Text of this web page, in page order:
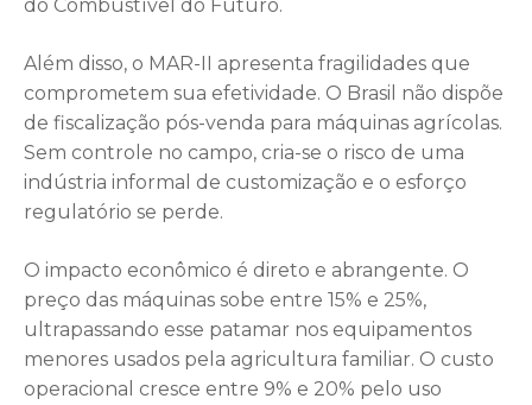
do Combustível do Futuro.
Além disso, o MAR-II apresenta fragilidades que
comprometem sua efetividade. O Brasil não dispõe
de fiscalização pós-venda para máquinas agrícolas.
Sem controle no campo, cria-se o risco de uma
indústria informal de customização e o esforço
regulatório se perde.
O impacto econômico é direto e abrangente. O
preço das máquinas sobe entre 15% e 25%,
ultrapassando esse patamar nos equipamentos
menores usados pela agricultura familiar. O custo
operacional cresce entre 9% e 20% pelo uso